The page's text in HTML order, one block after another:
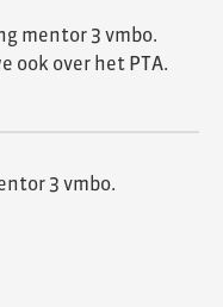
mentor 3 vmbo.
ook over het PTA.
3 vmbo.